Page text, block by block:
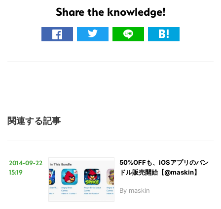
Share the knowledge!
関連する記事
2014-09-22
15:19
50%OFFも、iOSアプリのバン
ドル販売開始【@maskin】
By maskin